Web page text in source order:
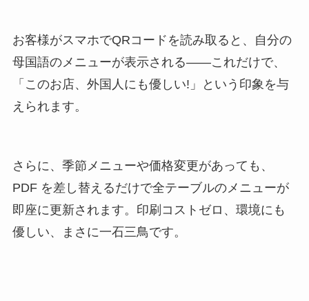
お客様がスマホでQRコードを読み取ると、自分の
母国語のメニューが表示される――これだけで、
「このお店、外国人にも優しい!」という印象を与
えられます。
さらに、季節メニューや価格変更があっても、
PDF を差し替えるだけで全テーブルのメニューが
即座に更新されます。印刷コストゼロ、環境にも
優しい、まさに一石三鳥です。